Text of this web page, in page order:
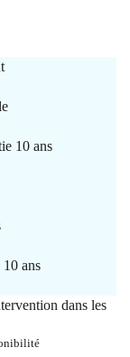
10 ans
ans
dans les